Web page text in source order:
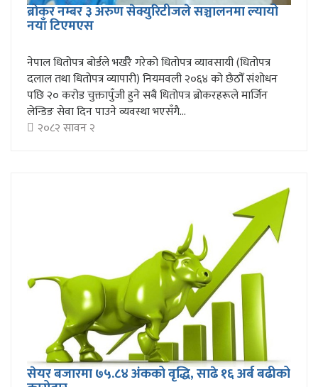
ब्रोकर नम्बर ३ अरुण सेक्युरिटीजले सञ्चालनमा ल्यायो
नयाँ टिएमएस
नेपाल धितोपत्र बोर्डले भर्खरै गरेको धितोपत्र व्यावसायी (धितोपत्र
दलाल तथा धितोपत्र व्यापारी) नियमवली २०६४ को छैठौँ संशोधन
पछि २० करोड चुक्तापुँजी हुने सबै धितोपत्र ब्रोकरहरूले मार्जिन
लेन्डिङ सेवा दिन पाउने व्यवस्था भएसँगै...
२०८२ सावन २
सेयर बजारमा ७५.८४ अंकको वृद्धि, साढे १६ अर्ब बढीको